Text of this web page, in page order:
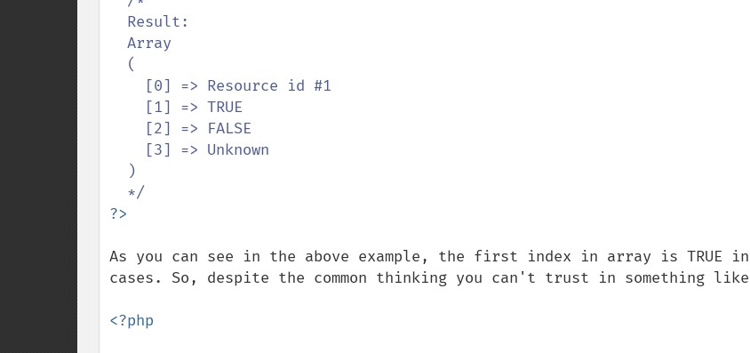
As you can see in the above example, the first index in array is TRUE
cases. So, despite the common thinking you can't trust in something
<?php